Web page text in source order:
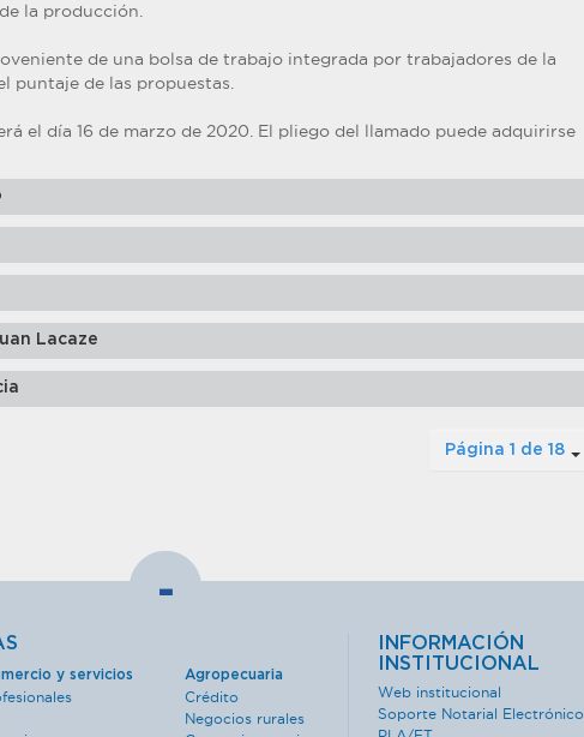
la producción.
de una bolsa de trabajo integrada por trabajadores de la
puntaje de las propuestas.
el día 16 de marzo de 2020. El pliego del llamado puede adquirirse
Lacaze
Página 1 de 18
-
y servicios Agropecuaria
Crédito
Negocios rurales
INFORMACIÓN
INSTITUCIONAL
Web institucional
Soporte Notarial Electrónico